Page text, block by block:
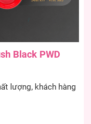
Black PWD
lượng, khách hàng